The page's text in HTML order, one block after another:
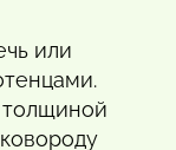
или